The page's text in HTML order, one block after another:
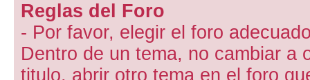
Reglas del Foro
- Por favor, elegir el foro
Dentro de un tema, no cambiar a
titulo, abrir otro tema en el foro